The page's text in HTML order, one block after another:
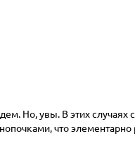
Но, увы. В этих случаях
что